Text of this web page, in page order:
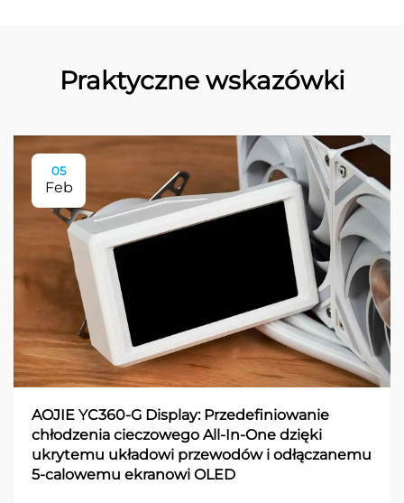
Praktyczne wskazówki
05
Feb
AOJIE YC360-G Display: Przedefiniowanie
chłodzenia cieczowego All-In-One dzięki
ukrytemu układowi przewodów i odłączanemu
5-calowemu ekranowi OLED